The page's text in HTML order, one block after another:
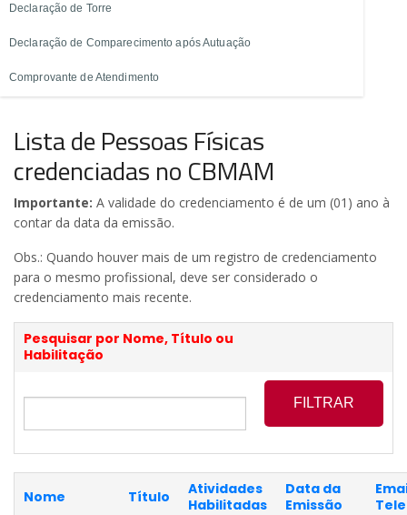
Declaração de Torre
Declaração de Comparecimento após Autuação
Comprovante de Atendimento
Lista de Pessoas Físicas
credenciadas no CBMAM
Importante: A validade do credenciamento é de um (01) ano à
contar da data da emissão.
Obs.: Quando houver mais de um registro de credenciamento
para o mesmo profissional, deve ser considerado o
credenciamento mais recente.
Pesquisar por Nome, Título ou
Habilitação
Nome Título
Atividades
Habilitadas
Data da
Emissão